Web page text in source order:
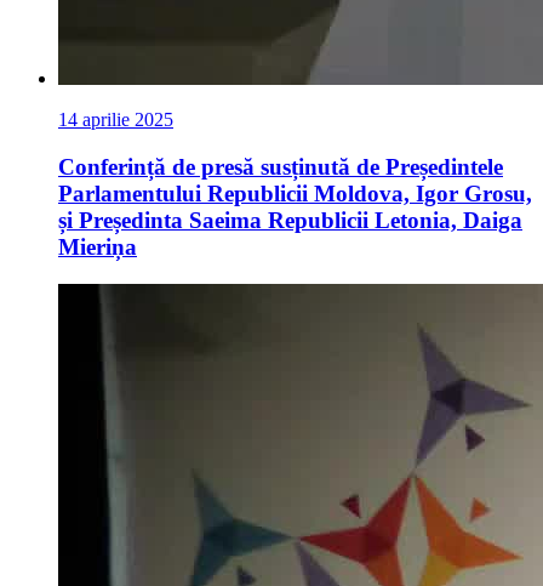
14 aprilie 2025
Conferință de presă susținută de Președintele
Parlamentului Republicii Moldova, Igor Grosu,
și Președinta Saeima Republicii Letonia, Daiga
Mieriņa